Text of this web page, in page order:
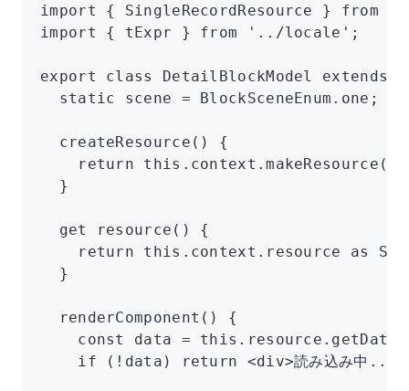
import { SingleRecordResource } from
import { tExpr } from '../locale' ;
export class DetailBlockModel extends
  static
scene = BlockSceneEnum .one;
  createResource
() {
    return
this . context .makeResource
  }
  get
resource () {
    return
this . context .resource as
  }
  renderComponent
() {
    const
data = this . resource .getData
    if
( ! data) return <div>読み込み中